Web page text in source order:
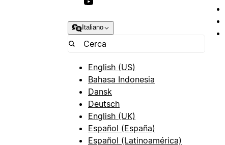
Italiano
English (US)
Bahasa Indonesia
Dansk
Deutsch
English (UK)
Español (España)
Español (Latinoamérica)